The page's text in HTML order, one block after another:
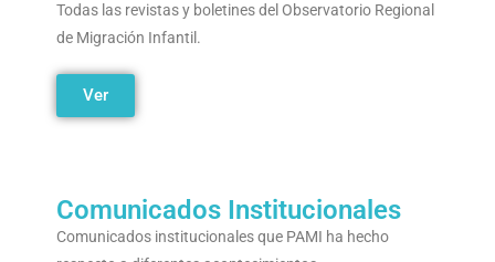
Todas las revistas y boletines del Observatorio Regional
de Migración Infantil.
Ver
Comunicados Institucionales
Comunicados institucionales que PAMI ha hecho